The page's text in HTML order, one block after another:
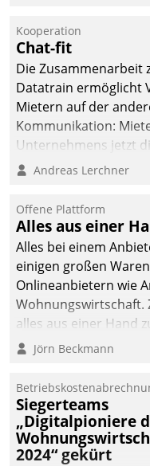
Kooperation
Chat-fit
Die Zusammenarbeit
Datatrain ermöglicht
Mietern auf der
Kommunikation:
Unternehmens jetzt
Mitarbeiter oder
Andreas Lerchner
Offene Plattform
Alles aus einer
Alles bei einem
einigen großen
Onlineanbietern wie
Wohnungswirtschaft.
alles aus einer Hand
Jörn Beckmann
Siegerteams
„Digitalpioniere
2024“ gekürt